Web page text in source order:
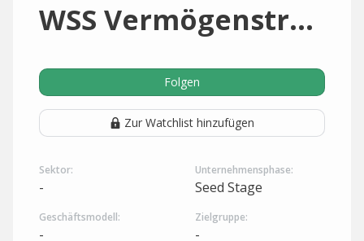
WSS Vermögenstreuhand (Wirtschaftsprüfungsgesellschaft)
Folgen
Zur Watchlist hinzufügen
Sektor:
-
Unternehmensphase:
Seed Stage
Geschäftsmodell:
-
Zielgruppe:
-